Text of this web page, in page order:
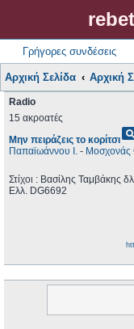
Γρήγορες συνδέσεις
Αρχική Σελίδα Αρχική
Radio
15 ακροατές
Μην πειράζεις το κορίτσι
Παπαϊωάννου Ι. - Μοσχονάς
Στίχοι : Βασίλης Ταμβάκης
Ελλ. DG6692